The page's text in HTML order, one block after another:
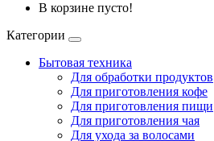
В корзине пусто!
Категории
Бытовая техника
Для обработки продуктов
Для приготовления кофе
Для приготовления пищи
Для приготовления чая
Для ухода за волосами